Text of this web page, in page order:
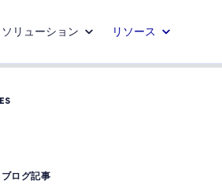
ソリューション リソース
ブログ記事